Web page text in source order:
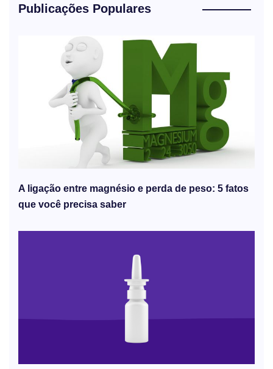
Publicações Populares
A ligação entre magnésio e perda de peso: 5 fatos
que você precisa saber